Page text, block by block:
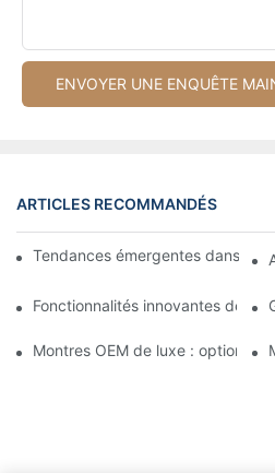
ENVOYER UNE ENQUÊTE
ARTICLES RECOMMANDÉS
Tendances émergentes dans la
Fonctionnalités innovantes des
Montres OEM de luxe : options